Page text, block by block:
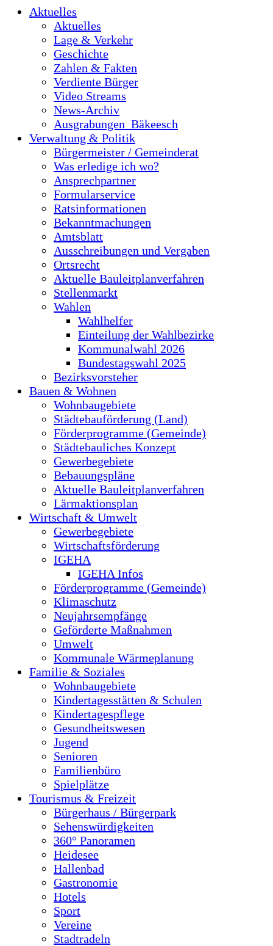
Aktuelles
Aktuelles
Lage & Verkehr
Geschichte
Zahlen & Fakten
Verdiente Bürger
Video Streams
News-Archiv
Ausgrabungen_Bäkeesch
Verwaltung & Politik
Bürgermeister / Gemeinderat
Was erledige ich wo?
Ansprechpartner
Formularservice
Ratsinformationen
Bekanntmachungen
Amtsblatt
Ausschreibungen und Vergaben
Ortsrecht
Aktuelle Bauleitplanverfahren
Stellenmarkt
Wahlen
Wahlhelfer
Einteilung der Wahlbezirke
Kommunalwahl 2026
Bundestagswahl 2025
Bezirksvorsteher
Bauen & Wohnen
Wohnbaugebiete
Städtebauförderung (Land)
Förderprogramme (Gemeinde)
Städtebauliches Konzept
Gewerbegebiete
Bebauungspläne
Aktuelle Bauleitplanverfahren
Lärmaktionsplan
Wirtschaft & Umwelt
Gewerbegebiete
Wirtschaftsförderung
IGEHA
IGEHA Infos
Förderprogramme (Gemeinde)
Klimaschutz
Neujahrsempfänge
Geförderte Maßnahmen
Umwelt
Kommunale Wärmeplanung
Familie & Soziales
Wohnbaugebiete
Kindertagesstätten & Schulen
Kindertagespflege
Gesundheitswesen
Jugend
Senioren
Familienbüro
Spielplätze
Tourismus & Freizeit
Bürgerhaus / Bürgerpark
Sehenswürdigkeiten
360° Panoramen
Heidesee
Hallenbad
Gastronomie
Hotels
Sport
Vereine
Stadtradeln